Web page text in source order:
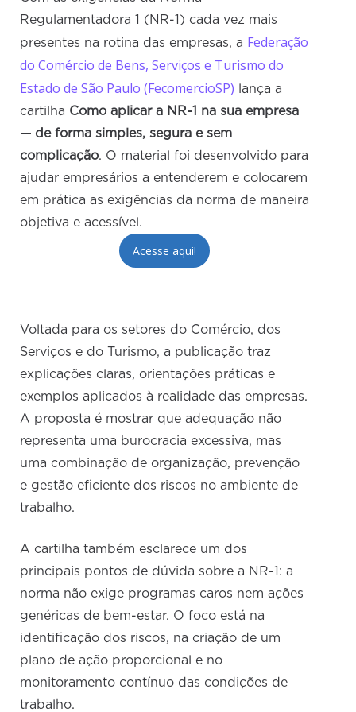
Regulamentadora 1 (NR-1) cada vez mais
presentes na rotina das empresas, a Federação
do Comércio de Bens, Serviços e Turismo do
Estado de São Paulo (FecomercioSP) lança a
cartilha Como aplicar a NR-1 na sua empresa
— de forma simples, segura e sem
complicação. O material foi desenvolvido para
ajudar empresários a entenderem e colocarem
em prática as exigências da norma de maneira
objetiva e acessível.
Acesse aqui!
Voltada para os setores do Comércio, dos
Serviços e do Turismo, a publicação traz
explicações claras, orientações práticas e
exemplos aplicados à realidade das empresas.
A proposta é mostrar que adequação não
representa uma burocracia excessiva, mas
uma combinação de organização, prevenção
e gestão eficiente dos riscos no ambiente de
trabalho.
A cartilha também esclarece um dos
principais pontos de dúvida sobre a NR-1: a
norma não exige programas caros nem ações
genéricas de bem-estar. O foco está na
identificação dos riscos, na criação de um
plano de ação proporcional e no
monitoramento contínuo das condições de
trabalho.